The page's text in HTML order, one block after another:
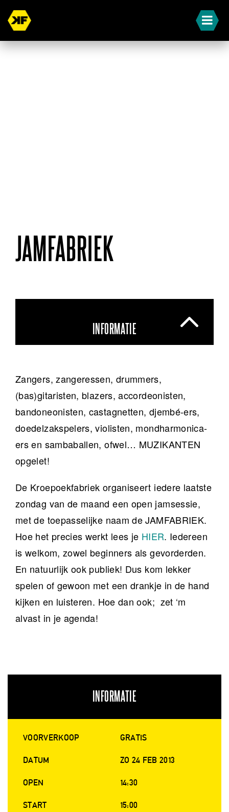
JAMFABRIEK
INFORMATIE
Zangers, zangeressen, drummers,
(bas)gitaristen, blazers, accordeonisten,
bandoneonisten, castagnetten, djembé-ers,
doedelzakspelers, violisten, mondharmonica-
ers en sambaballen, ofwel… MUZIKANTEN
opgelet!
De Kroepoekfabriek organiseert iedere laatste
zondag van de maand een open jamsessie,
met de toepasselijke naam de JAMFABRIEK.
Hoe het precies werkt lees je HIER. Iedereen
is welkom, zowel beginners als gevorderden.
En natuurlijk ook publiek! Dus kom lekker
spelen of gewoon met een drankje in de hand
kijken en luisteren. Hoe dan ook; zet ‘m
alvast in je agenda!
INFORMATIE
VOORVERKOOP GRATIS
DATUM ZO 24 FEB 2013
OPEN 14:30
START 15:00